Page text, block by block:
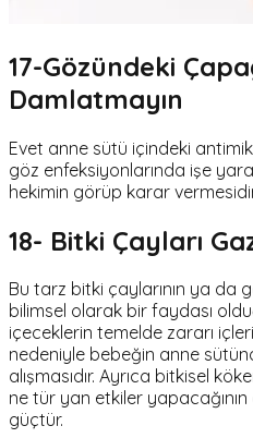
17-Gözündeki
Damlatmayın
Evet anne sütü içindeki
göz enfeksiyonlarında işe
hekimin görüp karar
18- Bitki Çayları
Bu tarz bitki çaylarının ya da
bilimsel olarak bir faydası
içeceklerin temelde zararı
nedeniyle bebeğin anne
alışmasıdır. Ayrıca bitkisel
ne tür yan etkiler
güçtür.